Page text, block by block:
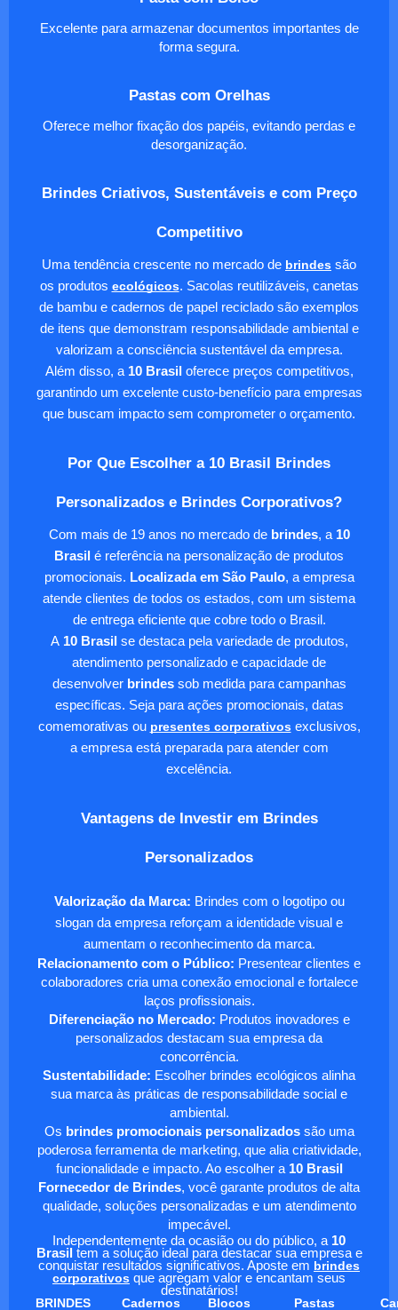
Excelente para armazenar documentos importantes de
forma segura.
Pastas com Orelhas
Oferece melhor fixação dos papéis, evitando perdas e
desorganização.
Brindes Criativos, Sustentáveis e com Preço
Competitivo
Uma tendência crescente no mercado de brindes são
os produtos ecológicos. Sacolas reutilizáveis, canetas
de bambu e cadernos de papel reciclado são exemplos
de itens que demonstram responsabilidade ambiental e
valorizam a consciência sustentável da empresa.
Além disso, a 10 Brasiloferece preços competitivos,
garantindo um excelente custo-benefício para empresas
que buscam impacto sem comprometer o orçamento.
Por Que Escolher a 10 Brasil Brindes
Personalizados e Brindes Corporativos?
Com mais de 19 anos no mercado de brindes, a 10
Brasil é referência na personalização de produtos
promocionais. Localizada em São Paulo, a empresa
atende clientes de todos os estados, com um sistema
de entrega eficiente que cobre todo o Brasil.
A10 Brasilse destaca pela variedade de produtos,
atendimento personalizado e capacidade de
desenvolver brindessob medida para campanhas
específicas. Seja para ações promocionais, datas
comemorativas ou presentes corporativosexclusivos,
a empresa está preparada para atender com
excelência.
Vantagens de Investir em Brindes
Personalizados
Valorização da Marca: Brindes com o logotipo ou
slogan da empresa reforçam a identidade visual e
aumentam o reconhecimento da marca.
Relacionamento com o Público: Presentear clientes e
colaboradores cria uma conexão emocional e fortalece
laços profissionais.
Diferenciação no Mercado: Produtos inovadores e
personalizados destacam sua empresa da
concorrência.
Sustentabilidade: Escolher brindes ecológicos alinha
sua marca às práticas de responsabilidade social e
ambiental.
Os brindes promocionais personalizadossão uma
poderosa ferramenta de marketing, que alia criatividade,
funcionalidade e impacto. Ao escolher a 10 Brasil
Fornecedor de Brindes, você garante produtos de alta
qualidade, soluções personalizadas e um atendimento
impecável.
Independentemente da ocasião ou do público, a 10
Brasil tem a solução ideal para destacar sua empresa e
conquistar resultados significativos. Aposte em brindes
corporativos que agregam valor e encantam seus
destinatários!
BRINDES
Cadernos Blocos Pastas